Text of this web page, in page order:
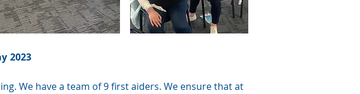
2023
We have a team of 9 first aiders. We ensure that at